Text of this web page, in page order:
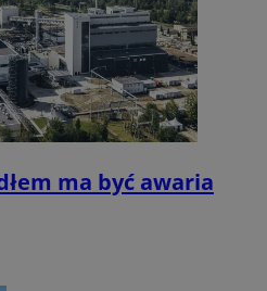
ma być awaria